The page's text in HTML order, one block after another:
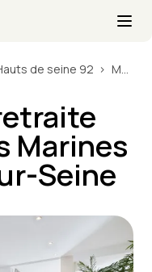
de seine 92 Maison de retraite Résidence Les Marines à Asnieres-sur-Seine
Marines
Seine